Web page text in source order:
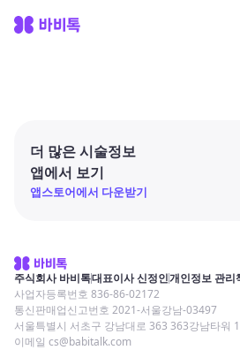
더 많은 시술정보
앱에서 보기
앱스토어에서 다운받기
주식회사 바비톡대표이사 신정인개인정보 관리
사업자등록번호 836-86-02172
통신판매업신고번호 2021-서울강남-03497
서울특별시 서초구 강남대로 363 363강남타워
이메일 cs@babitalk.com